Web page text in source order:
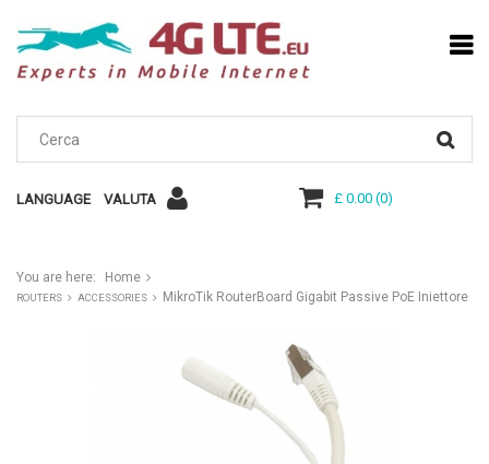
LANGUAGE VALUTA £ 0.00(0)
You are here: Home
ROUTERS ACCESSORIES MikroTik RouterBoard Gigabit Passive PoE Iniettore